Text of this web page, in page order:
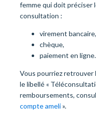
femme qui doit préciser
consultation :
virement bancaire,
chèque,
paiement en ligne.
Vous pourriez
le libellé «
remboursements,
compte ameli».